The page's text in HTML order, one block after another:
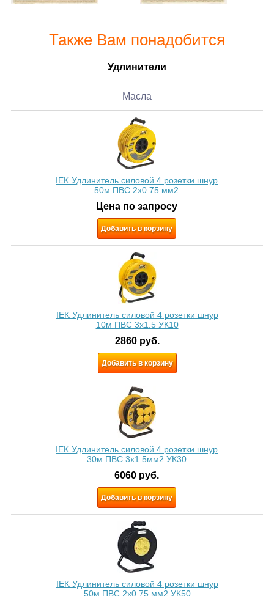
Также Вам понадобится
Удлинители
Масла
IEK Удлинитель силовой 4 розетки шнур
50м ПВС 2х0.75 мм2
Цена по запросу
Добавить в корзину
IEK Удлинитель силовой 4 розетки шнур
10м ПВС 3x1.5 УК10
2860 руб.
Добавить в корзину
IEK Удлинитель силовой 4 розетки шнур
30м ПВС 3х1.5мм2 УК30
6060 руб.
Добавить в корзину
IEK Удлинитель силовой 4 розетки шнур
50м ПВС 2х0.75 мм2 УК50